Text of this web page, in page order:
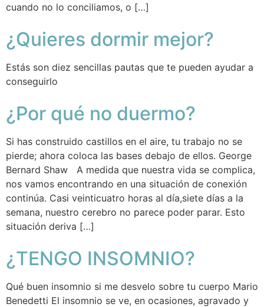
cuando no lo conciliamos, o […]
¿Quieres dormir mejor?
Estás son diez sencillas pautas que te pueden ayudar a
conseguirlo
¿Por qué no duermo?
Si has construido castillos en el aire, tu trabajo no se
pierde; ahora coloca las bases debajo de ellos. George
Bernard Shaw A medida que nuestra vida se complica,
nos vamos encontrando en una situación de conexión
continúa. Casi veinticuatro horas al día,siete días a la
semana, nuestro cerebro no parece poder parar. Esto
situación deriva […]
¿TENGO INSOMNIO?
Qué buen insomnio si me desvelo sobre tu cuerpo Mario
Benedetti El insomnio se ve, en ocasiones, agravado y